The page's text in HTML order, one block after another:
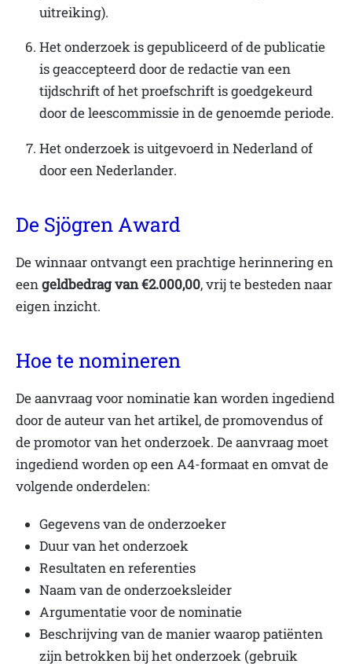
uitreiking).
Het onderzoek is gepubliceerd of de publicatie
is geaccepteerd door de redactie van een
tijdschrift of het proefschrift is goedgekeurd
door de leescommissie in de genoemde periode.
Het onderzoek is uitgevoerd in Nederland of
door een Nederlander.
De Sjögren Award
De winnaar ontvangt een prachtige herinnering en
een geldbedrag van €2.000,00, vrij te besteden naar
eigen inzicht.
Hoe te nomineren
De aanvraag voor nominatie kan worden ingediend
door de auteur van het artikel, de promovendus of
de promotor van het onderzoek. De aanvraag moet
ingediend worden op een A4-formaat en omvat de
volgende onderdelen:
Gegevens van de onderzoeker
Duur van het onderzoek
Resultaten en referenties
Naam van de onderzoeksleider
Argumentatie voor de nominatie
Beschrijving van de manier waarop patiënten
zijn betrokken bij het onderzoek (gebruik